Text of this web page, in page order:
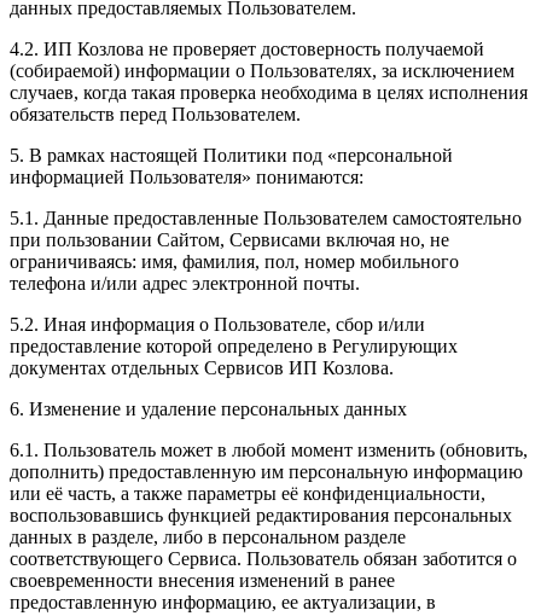
данных предоставляемых Пользователем.
4.2. ИП Козлова не проверяет достоверность получаемой
(собираемой) информации о Пользователях, за исключением
случаев, когда такая проверка необходима в целях исполнения
обязательств перед Пользователем.
5. В рамках настоящей Политики под «персональной
информацией Пользователя» понимаются:
5.1. Данные предоставленные Пользователем самостоятельно
при пользовании Сайтом, Сервисами включая но, не
ограничиваясь: имя, фамилия, пол, номер мобильного
телефона и/или адрес электронной почты.
5.2. Иная информация о Пользователе, сбор и/или
предоставление которой определено в Регулирующих
документах отдельных Сервисов ИП Козлова.
6. Изменение и удаление персональных данных
6.1. Пользователь может в любой момент изменить (обновить,
дополнить) предоставленную им персональную информацию
или её часть, а также параметры её конфиденциальности,
воспользовавшись функцией редактирования персональных
данных в разделе, либо в персональном разделе
соответствующего Сервиса. Пользователь обязан заботится о
своевременности внесения изменений в ранее
предоставленную информацию, ее актуализации, в